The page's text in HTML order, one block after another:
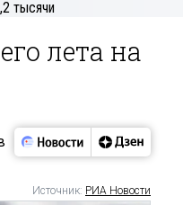
тысячи
лета на
Источник: РИА Новости